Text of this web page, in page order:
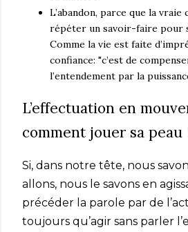
L’abandon, parce que la
répéter un savoir-faire pour
Comme la vie est faite
confiance: "c’est de
l’entendement par la
L’effectuation en
comment jouer sa peau
Si, dans notre tête, nous
allons, nous le savons en
précéder la parole par de
toujours qu’agir sans parler